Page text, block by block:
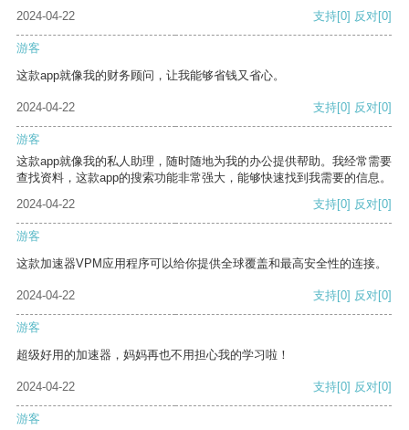
2024-04-22
支持[0] 反对[0]
游客
这款app就像我的财务顾问，让我能够省钱又省心。
2024-04-22 支持[0] 反对[0]
游客
这款app就像我的私人助理，随时随地为我的办公提供帮助。我经常需要
查找资料，这款app的搜索功能非常强大，能够快速找到我需要的信息。
2024-04-22
支持[0] 反对[0]
游客
这款加速器VPM应用程序可以给你提供全球覆盖和最高安全性的连接。
2024-04-22 支持[0] 反对[0]
游客
超级好用的加速器，妈妈再也不用担心我的学习啦！
2024-04-22 支持[0] 反对[0]
游客